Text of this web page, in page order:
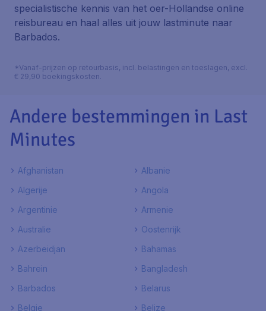
specialistische kennis van het oer-Hollandse online
reisbureau en haal alles uit jouw lastminute naar
Barbados.
*Vanaf-prijzen op retourbasis, incl. belastingen en toeslagen, excl.
€ 29,90 boekingskosten.
Andere bestemmingen in Last
Minutes
Afghanistan
Albanie
Algerije
Angola
Argentinie
Armenie
Australie
Oostenrijk
Azerbeidjan
Bahamas
Bahrein
Bangladesh
Barbados
Belarus
Belgie
Belize